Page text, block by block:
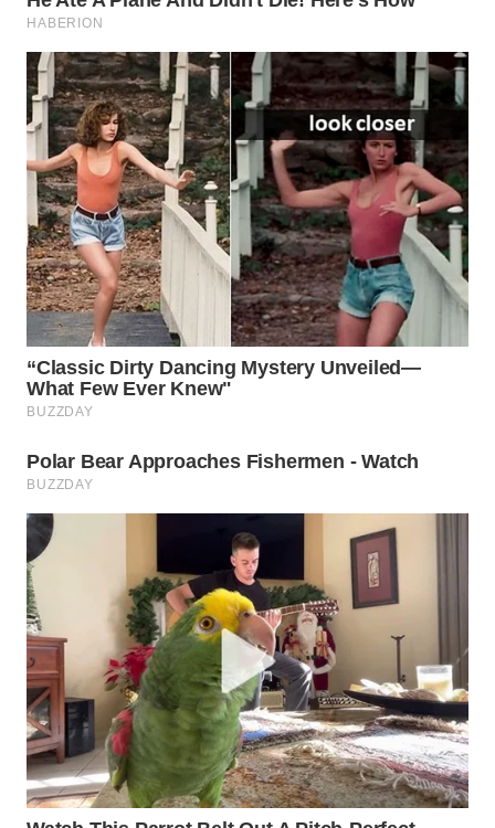
WAHANA
LISTRIK
WAHANA
TRAVEL
WAHANA
TV
WAHANANEWS
ID
CO ID
NET
WAHANA
SPORT
WAHANA
SELEB
WAHANA
PERSONA